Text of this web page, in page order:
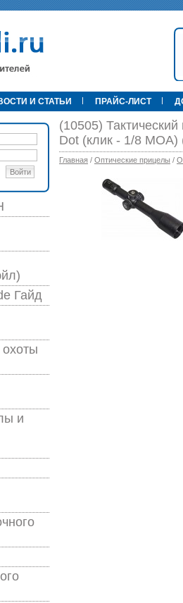
И СТАТЬИ ПРАЙС-ЛИСТ
Войти
Гайд
и
(10505)
Dot (клик - 1/8
Главная / Оптические прицелы /